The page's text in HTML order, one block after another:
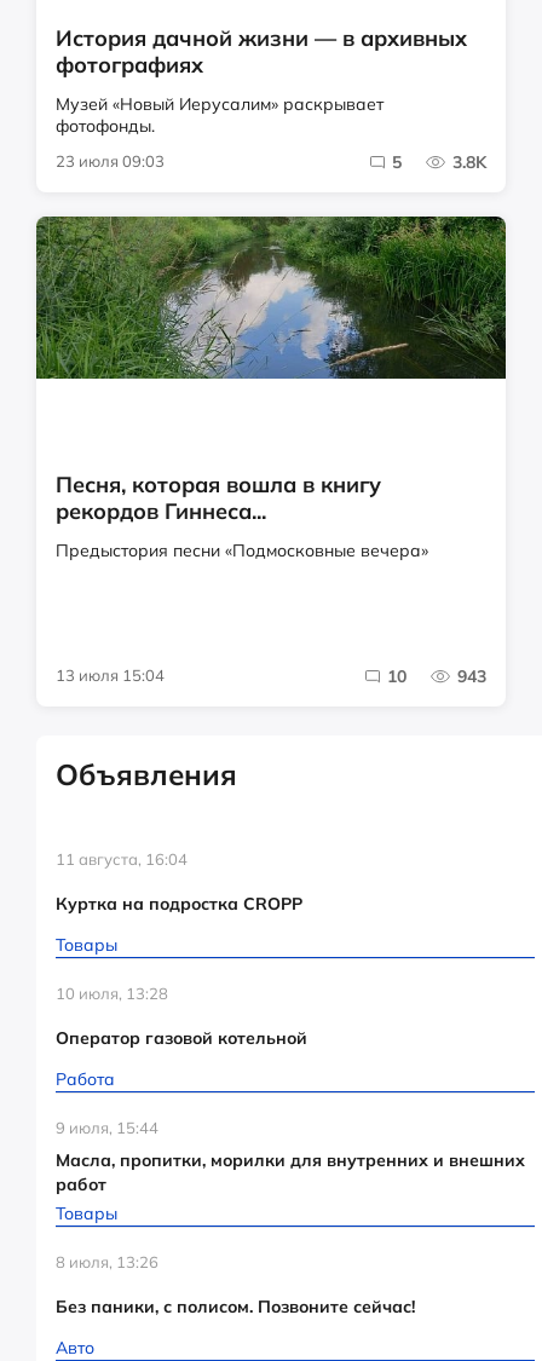
История дачной жизни — в архивных
фотографиях
Музей «Новый Иерусалим» раскрывает
фотофонды.
23 июля 09:03 5 3.8K
Песня, которая вошла в книгу
рекордов Гиннеса...
Предыстория песни «Подмосковные вечера»
13 июля 15:04 10 943
Объявления
11 августа, 16:04
Куртка на подростка CROPP
Товары
10 июля, 13:28
Оператор газовой котельной
Работа
9 июля, 15:44
Масла, пропитки, морилки для внутренних и внешних
работ
Товары
8 июля, 13:26
Без паники, с полисом. Позвоните сейчас!
Авто